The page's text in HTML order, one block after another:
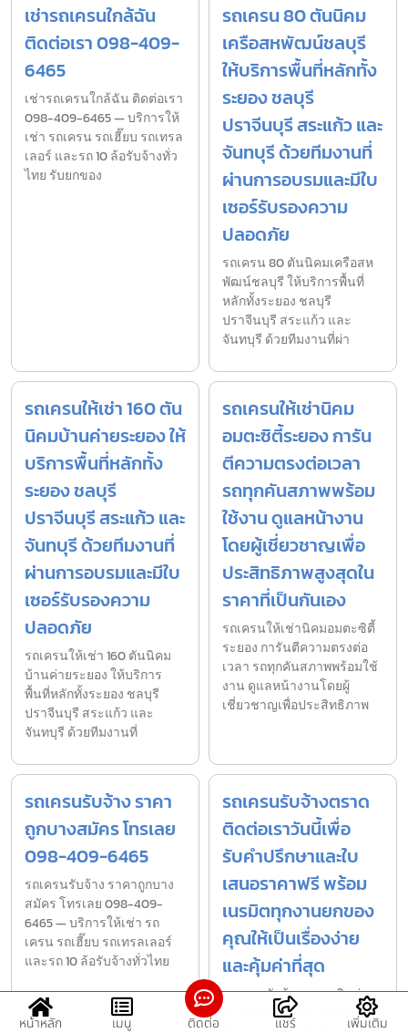
เช่ารถเครนใกล้ฉัน
ติดต่อเรา 098-409-
6465
เช่ารถเครนใกล้ฉัน ติดต่อเรา
098-409-6465 — บริการให้
เช่า รถเครน รถเฮี๊ยบ รถเทรล
เลอร์ และรถ 10 ล้อรับจ้างทั่ว
ไทย รับยกของ
รถเครน 80 ตันนิคม
เครือสหพัฒน์ชลบุรี
ให้บริการพื้นที่หลักทั้ง
ระยอง ชลบุรี
ปราจีนบุรี สระแก้ว และ
จันทบุรี ด้วยทีมงานที่
ผ่านการอบรมและมีใบ
เซอร์รับรองความ
ปลอดภัย
รถเครน 80 ตันนิคมเครือสห
พัฒน์ชลบุรี ให้บริการพื้นที่
หลักทั้งระยอง ชลบุรี
ปราจีนบุรี สระแก้ว และ
จันทบุรี ด้วยทีมงานที่ผ่า
รถเครนให้เช่า 160 ตัน
นิคมบ้านค่ายระยอง ให้
บริการพื้นที่หลักทั้ง
ระยอง ชลบุรี
ปราจีนบุรี สระแก้ว และ
จันทบุรี ด้วยทีมงานที่
ผ่านการอบรมและมีใบ
เซอร์รับรองความ
ปลอดภัย
รถเครนให้เช่า 160 ตันนิคม
บ้านค่ายระยอง ให้บริการ
พื้นที่หลักทั้งระยอง ชลบุรี
ปราจีนบุรี สระแก้ว และ
จันทบุรี ด้วยทีมงานที่
รถเครนให้เช่านิคม
อมตะซิตี้ระยอง การัน
ตีความตรงต่อเวลา
รถทุกคันสภาพพร้อม
ใช้งาน ดูแลหน้างาน
โดยผู้เชี่ยวชาญเพื่อ
ประสิทธิภาพสูงสุดใน
ราคาที่เป็นกันเอง
รถเครนให้เช่านิคมอมตะซิตี้
ระยอง การันตีความตรงต่อ
เวลา รถทุกคันสภาพพร้อมใช้
งาน ดูแลหน้างานโดยผู้
เชี่ยวชาญเพื่อประสิทธิภาพ
รถเครนรับจ้าง ราคา
ถูกบางสมัคร โทรเลย
098-409-6465
รถเครนรับจ้าง ราคาถูกบาง
สมัคร โทรเลย 098-409-
6465 — บริการให้เช่า รถ
เครน รถเฮี๊ยบ รถเทรลเลอร์
และรถ 10 ล้อรับจ้างทั่วไทย
รถเครนรับจ้างตราด
ติดต่อเราวันนี้เพื่อ
รับคำปรึกษาและใบ
เสนอราคาฟรี พร้อม
เนรมิตทุกงานยกของ
คุณให้เป็นเรื่องง่าย
และคุ้มค่าที่สุด
รถเครนรับจ้างตราด ติดต่อ
เราวันนี้เพื่อรับคำปรึกษาและ
หน้าหลัก เมนู ติดต่อ แชร์ เพิ่มเติม